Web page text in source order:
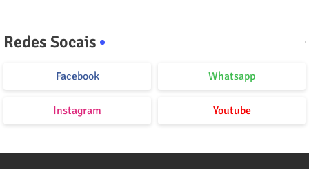
Redes Socais
Facebook Whatsapp
Instagram Youtube